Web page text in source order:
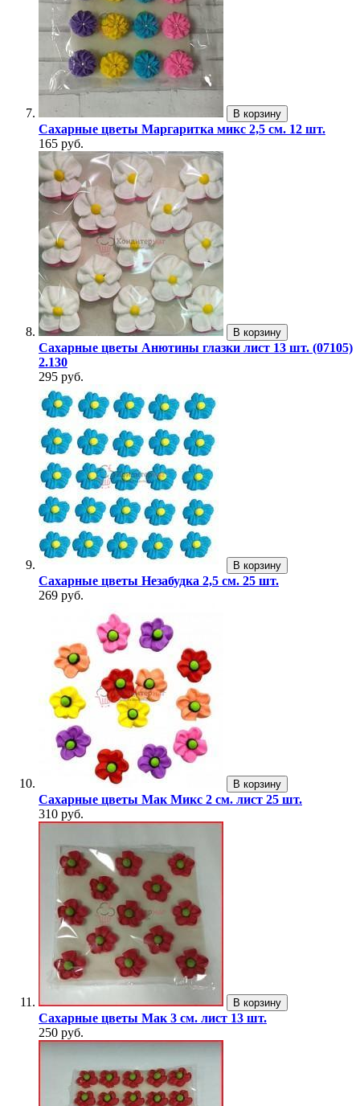
В корзину
Сахарные цветы Маргаритка микс 2,5 см. 12 шт.
165 руб.
В корзину
Сахарные цветы Анютины глазки лист 13 шт. (07105)
2.130
295 руб.
В корзину
Сахарные цветы Незабудка 2,5 см. 25 шт.
269 руб.
В корзину
Сахарные цветы Мак Микс 2 см. лист 25 шт.
310 руб.
В корзину
Сахарные цветы Мак 3 см. лист 13 шт.
250 руб.